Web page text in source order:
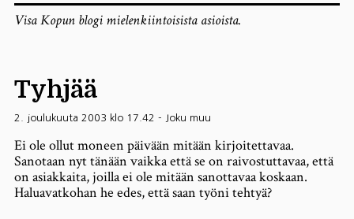
Visa Kopun blogi mielenkiintoisista asioista.
Tyhjää
2. joulukuuta 2003 klo 17.42 - Joku muu
Ei ole ollut moneen päivään mitään kirjoitettavaa.
Sanotaan nyt tänään vaikka että se on raivostuttavaa, että
on asiakkaita, joilla ei ole mitään sanottavaa koskaan.
Haluavatkohan he edes, että saan työni tehtyä?